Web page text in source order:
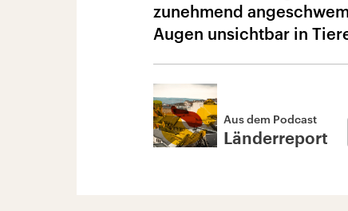
zunehmend
Augen unsichtbar in
Aus dem Podcast
Länderreport